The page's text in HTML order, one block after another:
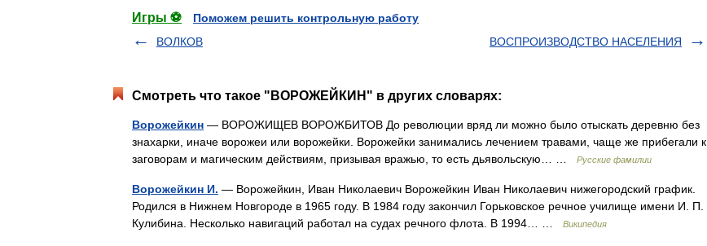
Игры ⚽
Поможем решить контрольную работу
ВОЛКОВ
ВОСПРОИЗВОДСТВО НАСЕЛЕНИЯ
Смотреть что такое "ВОРОЖЕЙКИН" в других словарях:
Ворожейкин — ВОРОЖИЩЕВ ВОРОЖБИТОВ До революции вряд ли можно было отыскать деревню без
знахарки, иначе ворожеи или ворожейки. Ворожейки занимались лечением травами, чаще же прибегали к
заговорам и магическим действиям, призывая вражью, то есть дьявольскую… …
Русские фамилии
Ворожейкин И. — Ворожейкин, Иван Николаевич Ворожейкин Иван Николаевич нижегородский график.
Родился в Нижнем Новгороде в 1965 году. В 1984 году закончил Горьковское речное училище имени И. П.
Кулибина. Несколько навигаций работал на судах речного флота. В 1994… …
Википедия